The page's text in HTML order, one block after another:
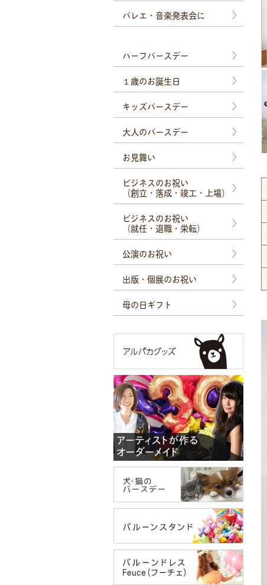
バレエ・音楽発表会に
ハーフバースデー
１歳のお誕生日
キッズバースデー
大人のバースデー
お見舞い
ビジネスのお祝い
（創立・落成・竣工・上場）
ビジネスのお祝い
（就任・退職・栄転）
公演のお祝い
出版・個展のお祝い
母の日ギフト